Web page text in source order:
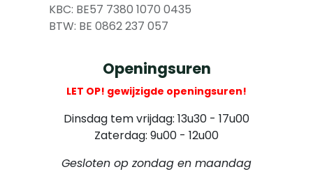
KBC: BE57 7380 1070 0435
​ BTW: BE 0862 237 057
Openingsuren
LET OP! gewijzigde openingsuren!
Dinsdag tem vrijdag: 13u30 - 17u00
Zaterdag: 9u00 - 12u00
Gesloten op zondag en maandag